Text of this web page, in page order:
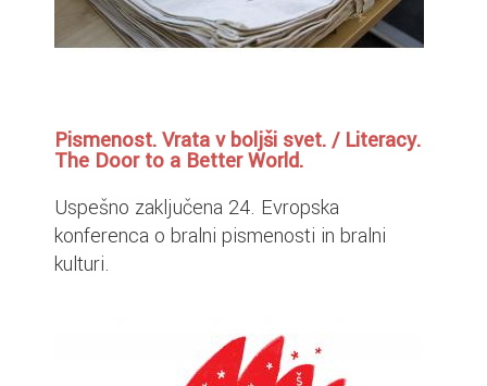
Pismenost. Vrata v boljši svet. / Literacy.
The Door to a Better World.
Uspešno zaključena 24. Evropska
konferenca o bralni pismenosti in bralni
kulturi.